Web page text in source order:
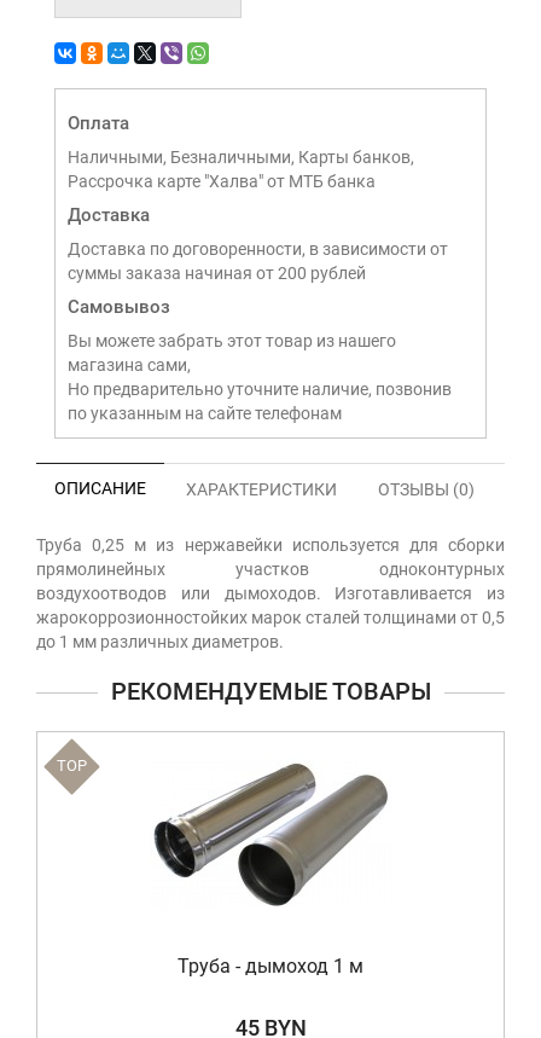
Оплата
Наличными, Безналичными, Карты банков,
Рассрочка карте "Халва" от МТБ банка
Доставка
Доставка по договоренности, в зависимости от
суммы заказа начиная от 200 рублей
Самовывоз
Вы можете забрать этот товар из нашего
магазина сами,
Но предварительно уточните наличие, позвонив
по указанным на сайте телефонам
ОПИСАНИЕ ХАРАКТЕРИСТИКИ ОТЗЫВЫ (0)
Труба 0,25 м из нержавейки используется для сборки
прямолинейных участков одноконтурных
воздухоотводов или дымоходов. Изготавливается из
жарокоррозионностойких марок сталей толщинами от 0,5
до 1 мм различных диаметров.
РЕКОМЕНДУЕМЫЕ ТОВАРЫ
TOP
Труба - дымоход 1 м
45 BYN